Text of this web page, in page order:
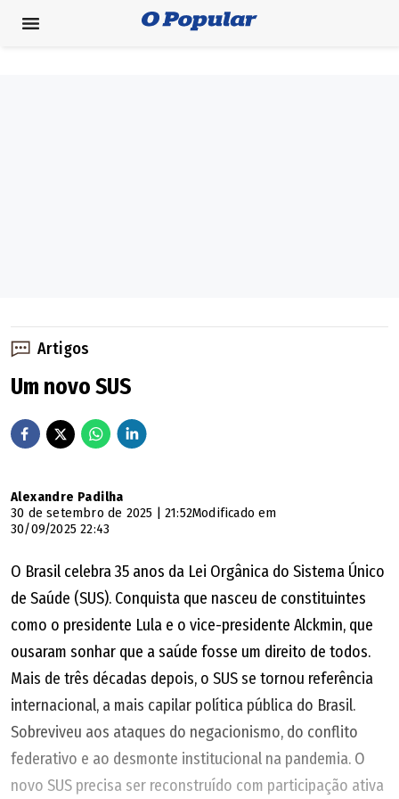
Artigos
Um novo SUS
Alexandre Padilha
30 de setembro de 2025 | 21:52Modificado em
30/09/2025 22:43
O Brasil celebra 35 anos da Lei Orgânica do Sistema Único
de Saúde (SUS). Conquista que nasceu de constituintes
como o presidente Lula e o vice-presidente Alckmin, que
ousaram sonhar que a saúde fosse um direito de todos.
Mais de três décadas depois, o SUS se tornou referência
internacional, a mais capilar política pública do Brasil.
Sobreviveu aos ataques do negacionismo, do conflito
federativo e ao desmonte institucional na pandemia. O
novo SUS precisa ser reconstruído com participação ativa